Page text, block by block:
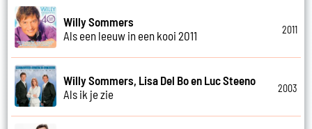
Willy Sommers
Als een leeuw in een kooi 2011
2011
Willy Sommers, Lisa Del Bo en Luc Steeno
Als ik je zie
2003